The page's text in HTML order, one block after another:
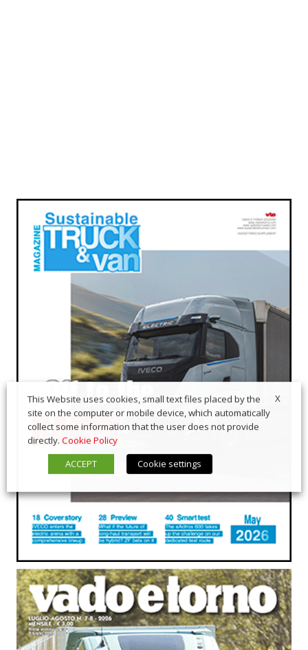
X
This Website uses cookies, small text files placed by the
site on the computer or mobile device, which automatically
collect some information that the user does not provide
directly. Cookie Policy
ACCEPT
Cookie settings